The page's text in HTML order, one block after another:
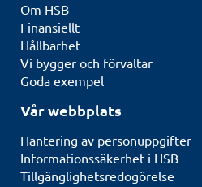
Om HSB
Finansiellt
Hållbarhet
Vi bygger och förvaltar
Goda exempel
Vår webbplats
Hantering av personuppgifter
Informationssäkerhet i HSB
Tillgänglighetsredogörelse